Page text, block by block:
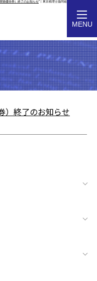
物優待券）終了のお知らせ" | 東京税理士協同組合">
MENU
終了のお知らせ